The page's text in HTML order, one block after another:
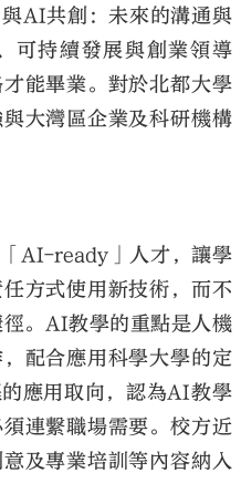
AI共創：未來的溝通與
可持續發展與創業領導
能畢業。對於北都大學
大灣區企業及科研機構
AI-ready」人才，讓學
方式使用新技術，而不
。AI教學的重點是人機
配合應用科學大學的定
應用取向，認為AI教學
連繫職場需要。校方近
及專業培訓等內容納入